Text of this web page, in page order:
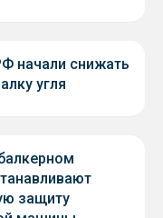
начали снижать
угля
защиту